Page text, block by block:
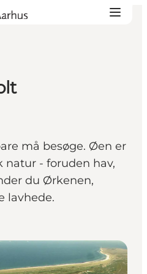
må besøge. Øen er
- foruden hav,
du Ørkenen,
lavhede.